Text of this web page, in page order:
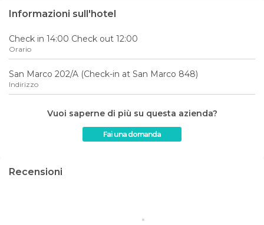
Informazioni sull'hotel
Check in 14:00 Check out 12:00
Orario
San Marco 202/A (Check-in at San Marco 848)
Indirizzo
Vuoi saperne di più su questa azienda?
Fai una domanda
Recensioni